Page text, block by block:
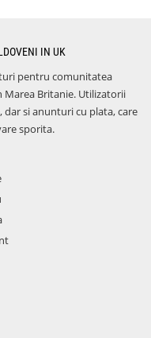
IN UK
pentru comunitatea
Marea Britanie. Utilizatorii
si anunturi cu plata, care
sporita.